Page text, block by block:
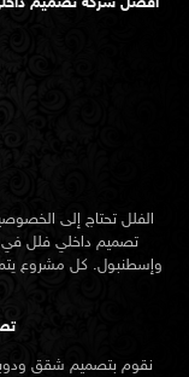
الفلل تحتاج إلى
تصميم داخلي فلل في
وإسطنبول. كل مشروع يتم
نقوم بتصميم شقق